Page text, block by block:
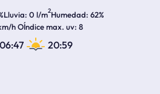
Lluvia 0 l/m2Humedad 62%
h OÍndice max. uv 8
06:47 20:59